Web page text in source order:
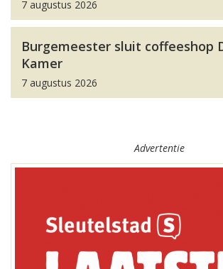
7 augustus 2026
Burgemeester sluit coffeeshop
Kamer
7 augustus 2026
Advertentie